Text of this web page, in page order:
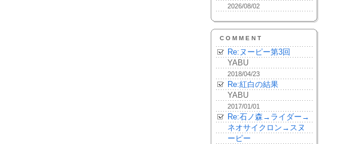
2026/08/02
COMMENT
Re:ヌーピー第3回
YABU
2018/04/23
Re:紅白の結果
YABU
2017/01/01
Re:石ノ森→ライダー→
ネオサイクロン→スヌ
ーピー